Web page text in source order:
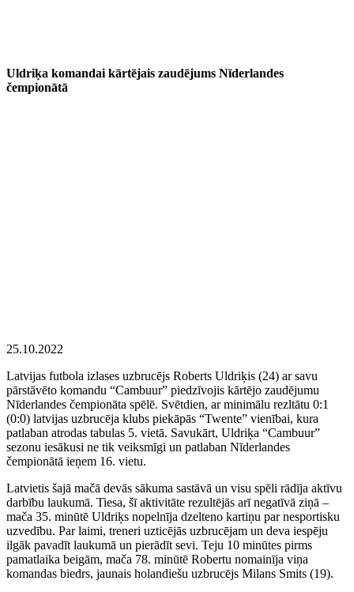
Uldriķa komandai kārtējais zaudējums Nīderlandes
čempionātā
25.10.2022
Latvijas futbola izlases uzbrucējs Roberts Uldriķis (24) ar savu
pārstāvēto komandu “Cambuur” piedzīvojis kārtējo zaudējumu
Nīderlandes čempionāta spēlē. Svētdien, ar minimālu rezltātu 0:1
(0:0) latvijas uzbrucēja klubs piekāpās “Twente” vienībai, kura
patlaban atrodas tabulas 5. vietā. Savukārt, Uldriķa “Cambuur”
sezonu iesākusi ne tik veiksmīgi un patlaban Nīderlandes
čempionātā ieņem 16. vietu.
Latvietis šajā mačā devās sākuma sastāvā un visu spēli rādīja aktīvu
darbību laukumā. Tiesa, šī aktivitāte rezultējās arī negatīvā ziņā –
mača 35. minūtē Uldriķs nopelnīja dzelteno kartiņu par nesportisku
uzvedību. Par laimi, treneri uzticējās uzbrucējam un deva iespēju
ilgāk pavadīt laukumā un pierādīt sevi. Teju 10 minūtes pirms
pamatlaika beigām, mača 78. minūtē Robertu nomainīja viņa
komandas biedrs, jaunais holandiešu uzbrucējs Milans Smits (19).